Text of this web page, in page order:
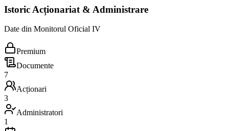
Istoric Acționariat & Administrare
Date din Monitorul Oficial IV
Premium
Documente
7
Acționari
3
Administratori
1